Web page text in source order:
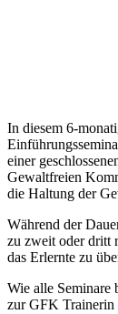
In diesem 6-
einer
Gewaltfreien
die Haltung der
Während der
zu zweit oder dritt
das Erlernte zu
Wie alle Seminare
zur GFK Trainerin